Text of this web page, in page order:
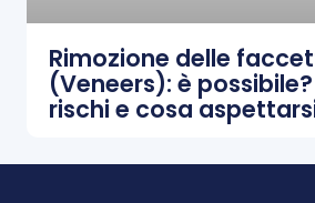
Rimozione delle
(Veneers): è
rischi e cosa